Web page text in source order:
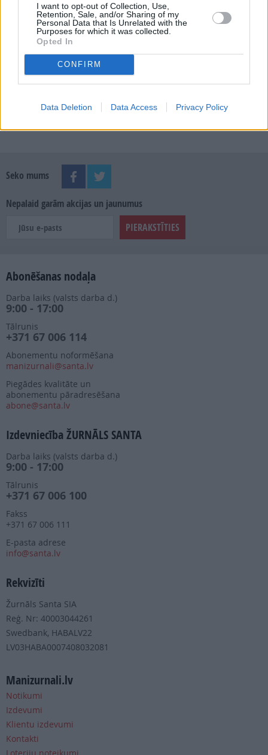
I want to opt-out of Collection, Use,
Retention, Sale, and/or Sharing of my
Personal Data that Is Unrelated with the
Purposes for which it was collected.
Opted In
CONFIRM
Data Deletion Data Access Privacy Policy
MEKLĒT
SKATĪT ŽURNĀLA ARHĪVU
Seko mums
Nepalaid garām akcijas un jaunumus
Abonēšanas nodaļa
Darba laiks (valsts darba d.)
9:00 - 17:00
Tālrunis
+371 67 006 114
Abonementu noformēšana
manizurnali@santa.lv
Piegādes kvalitāte un
abonementu pāradresēšana
abone@santa.lv
Izdevniecība ŽURNĀLS SANTA
Darba laiks (valsts darba d.)
9:00 - 17:00
Tālrunis
+371 67 006 100
Fakss
+371 67 006 111
E-pasta adrese
info@santa.lv
Rekvizīti
Žurnāls Santa SIA
Reģ. Nr: 40003044261
Swedbank, HABALV22
LV03HABA0007408032081
Manizurnali.lv
Notikumi
Izdevumi
Klientu izdevumi
Kontakti